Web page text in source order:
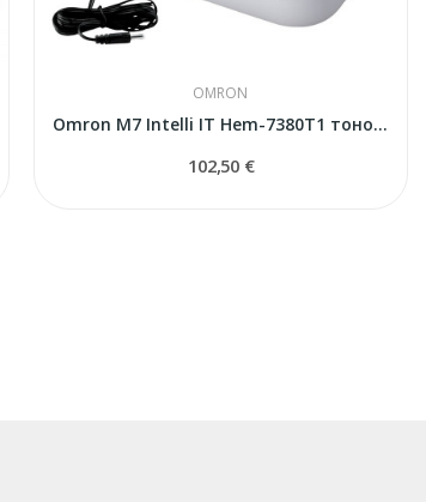
OMRON
Omron M7 Intelli IT Hem-7380T1 тонометр с...
102,50 €